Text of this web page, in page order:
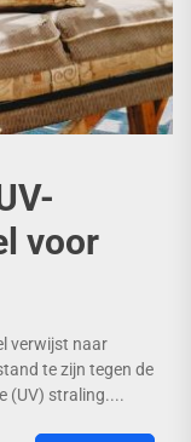
voor
verwijst naar
te zijn tegen de
(UV) straling....